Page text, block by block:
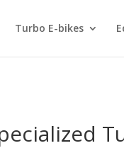
Turbo E-bikes